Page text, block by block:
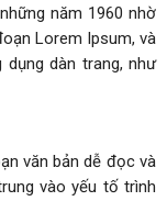
năm 1960 nhờ
Lorem Ipsum, và
dàn trang, như
văn bản dễ đọc và
vào yếu tố trình